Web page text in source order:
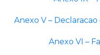
Anexo V –
Anexo VI –